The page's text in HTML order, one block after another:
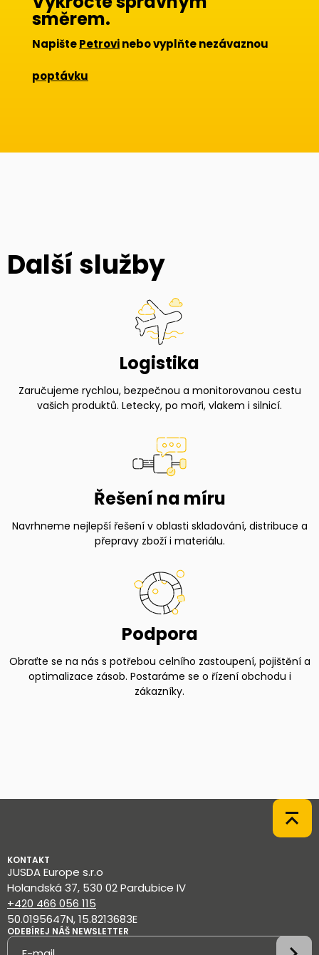
směrem.
NapištePetrovinebo vyplňte nezávaznou
poptávku
Další služby
Logistika
Zaručujeme rychlou, bezpečnou a monitorovanou cestu
vašich produktů. Letecky, po moři, vlakem i silnicí.
Řešení na míru
Navrhneme nejlepší řešení v oblasti skladování, distribuce a
přepravy zboží i materiálu.
Podpora
Obraťte se na nás s potřebou celního zastoupení, pojištění a
optimalizace zásob. Postaráme se o řízení obchodu i
zákazníky.
KONTAKT
JUSDA Europe s.r.o
Holandská 37, 530 02 Pardubice IV
+420 466 056 115
50.0195647N, 15.8213683E
ODEBÍREJ NÁŠ NEWSLETTER
Newsletter